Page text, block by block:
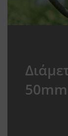
50mm